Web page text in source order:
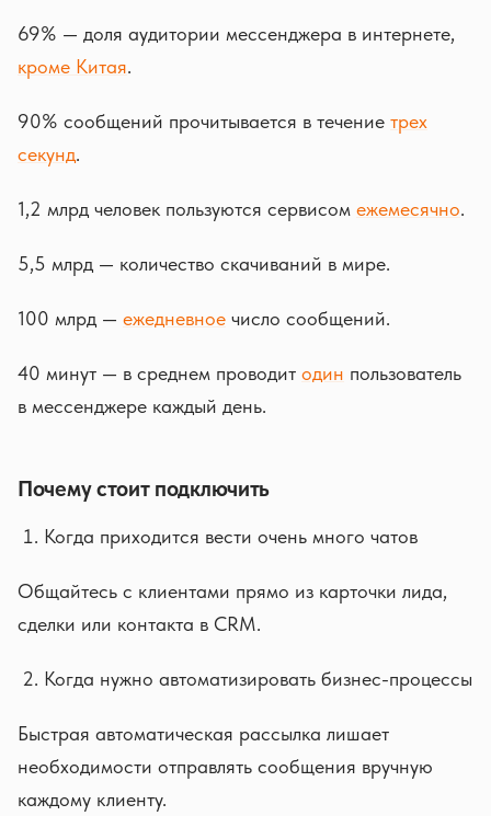
69% — доля аудитории мессенджера в интернете,
кроме Китая.
90% сообщений прочитывается в течение трех
секунд.
1,2 млрд человек пользуются сервисом ежемесячно.
5,5 млрд — количество скачиваний в мире.
100 млрд — ежедневное число сообщений.
40 минут — в среднем проводит один пользователь
в мессенджере каждый день.
Почему стоит подключить
Когда приходится вести очень много чатов
Общайтесь с клиентами прямо из карточки лида,
сделки или контакта в CRM.
Когда нужно автоматизировать бизнес-процессы
Быстрая автоматическая рассылка лишает
необходимости отправлять сообщения вручную
каждому клиенту.